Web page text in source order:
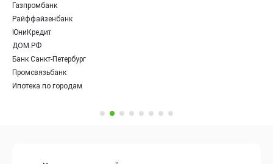
Газпромбанк
Райффайзенбанк
ЮниКредит
ДОМ.РФ
Банк Санкт-Петербург
Промсвязьбанк
Ипотека по городам